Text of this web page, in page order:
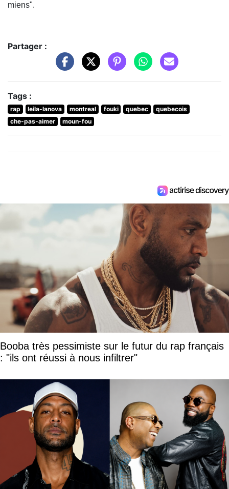
miens".
Partager :
Tags :
rap leila-lanova montreal fouki quebec
quebecois
che-pas-aimer
moun-fou
Booba très pessimiste sur le futur du rap français
: "ils ont réussi à nous infiltrer"